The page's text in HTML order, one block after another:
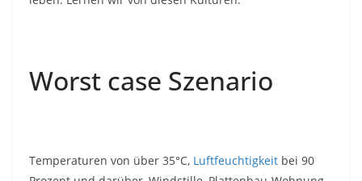
Worst case Szenario
Temperaturen von über 35°C, Luftfeuchtigkeit bei 90